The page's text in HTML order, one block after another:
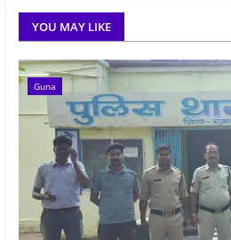
YOU MAY LIKE
Guna